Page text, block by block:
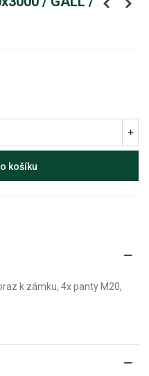
+
košíku
k zámku, 4x panty M20,